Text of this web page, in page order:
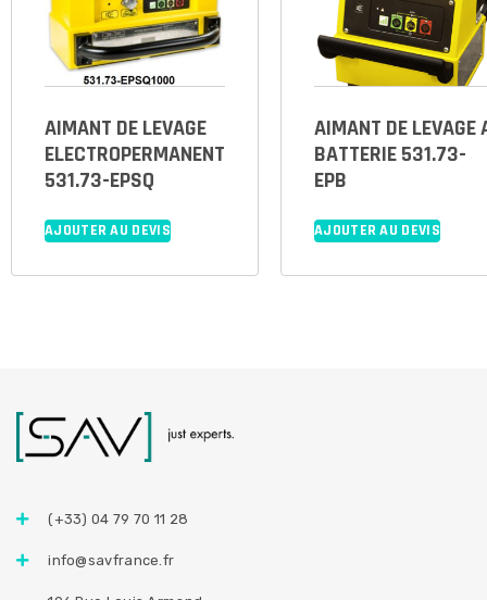
AIMANT DE LEVAGE
ELECTROPERMANENT
531.73-EPSQ
AJOUTER AU DEVIS
AIMANT DE LEVAGE
BATTERIE 531.73-
EPB
AJOUTER AU DEVIS
(+33) 04 79 70 11 28
info@savfrance.fr